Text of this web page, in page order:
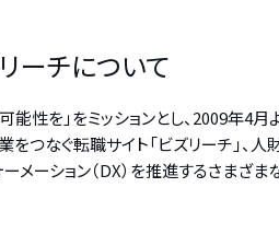
ーチについて
可能性を」をミッションとし、2009年
つなぐ転職サイト「ビズリーチ」、人
ーメーション（DX）を推進するさま